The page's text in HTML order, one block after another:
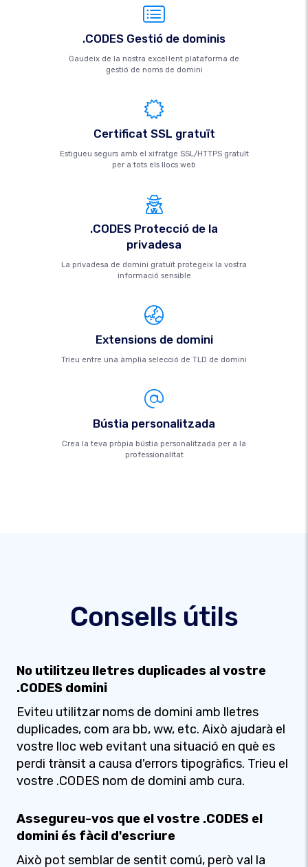
.CODES Gestió de dominis
Gaudeix de la nostra excel·lent plataforma de
gestió de noms de domini
Certificat SSL gratuït
Estigueu segurs amb el xifratge SSL/HTTPS gratuït
per a tots els llocs web
.CODES Protecció de la
privadesa
La privadesa de domini gratuït protegeix la vostra
informació sensible
Extensions de domini
Trieu entre una àmplia selecció de TLD de domini
Bústia personalitzada
Crea la teva pròpia bústia personalitzada per a la
professionalitat
Consells útils
No utilitzeu lletres duplicades al vostre
.CODES domini
Eviteu utilitzar noms de domini amb lletres
duplicades, com ara bb, ww, etc. Això ajudarà el
vostre lloc web evitant una situació en què es
perdi trànsit a causa d'errors tipogràfics. Trieu el
vostre .CODES nom de domini amb cura.
Assegureu-vos que el vostre .CODES el
domini és fàcil d'escriure
Això pot semblar de sentit comú, però val la